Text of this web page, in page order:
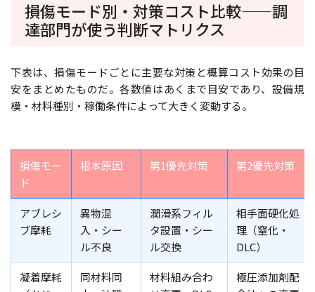
損傷モード別・対策コスト比較——調
達部門が使う判断マトリクス
下表は、損傷モードごとに主要な対策と概算コスト効果の目
安をまとめたものだ。各数値はあくまで目安であり、設備規
模・材料種別・稼働条件によって大きく変動する。
損傷モー
ド
根本原因 第1優先対策 第2優先対策
アブレシ
ブ摩耗
異物混
入・シー
ル不良
潤滑系フィル
タ設置・シー
ル交換
相手面硬化処
理（窒化・
DLC）
凝着摩耗
同材料同
材料組み合わ
極圧添加剤配